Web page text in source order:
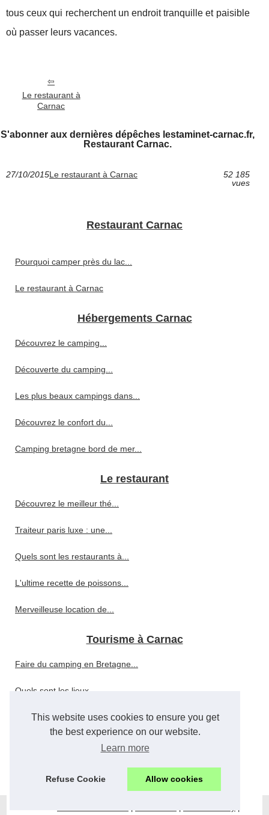
This website uses cookies to ensure you get
the best experience on our website.
Learn more
Refuse Cookie Allow cookies
tous ceux qui recherchent un endroit tranquille et paisible
où passer leurs vacances.
Le restaurant à
Carnac
S'abonner aux dernières dépêches lestaminet-carnac.fr,
Restaurant Carnac.
27/10/2015Le restaurant à Carnac
52 185
vues
Restaurant Carnac
Pourquoi camper près du lac...
Le restaurant à Carnac
Hébergements Carnac
Découvrez le camping...
Découverte du camping...
Les plus beaux campings dans...
Découvrez le confort du...
Camping bretagne bord de mer...
Le restaurant
Découvrez le meilleur thé...
Traiteur paris luxe : une...
Quels sont les restaurants à...
L'ultime recette de poissons...
Merveilleuse location de...
Tourisme à Carnac
Faire du camping en Bretagne...
Quels sont les lieux...
A la découverte des vieilles...
Suggestion de restaurants...